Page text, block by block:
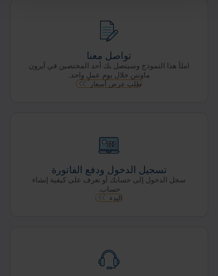
الافتراضي،
فإن
خدماتنا
تواصل معنا
املأ هذا النموذج وسيتصل بك أحد المختصين في آيرون
ماونتن خلال يوم عملٍ واحد.
طلب عرض أسعار
تسجيل الدخول ودفع الفاتورة
سجل الدخول إلى حسابك أو تعرف على كيفية إنشاء
حساب.
البدء